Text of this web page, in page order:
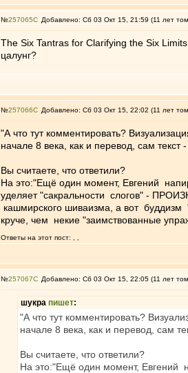
№257065 Добавлено: Сб 03 Окт 15, 21:59 (11 лет
The Six Tantras for Clarifying the Six
цалунг?
№257066 Добавлено: Сб 03 Окт 15, 22:02 (11 лет
"А что тут комментировать?
начале 8 века, как и перевод, сам
Вы считаете, что ответили?
На это:"Ещё один момент, Евгений
уделяет "сакральности слогов" -
кашмирского шиваизма, а вот
круче, чем некие "заимствованные
Ответы на этот пост:
№257067 Добавлено: Сб 03 Окт 15, 22:05 (11 лет
шукра пишет:
"А что тут комментировать?
начале 8 века, как и перевод, сам
Вы считаете, что ответили?
На это:"Ещё один момент, Евгений